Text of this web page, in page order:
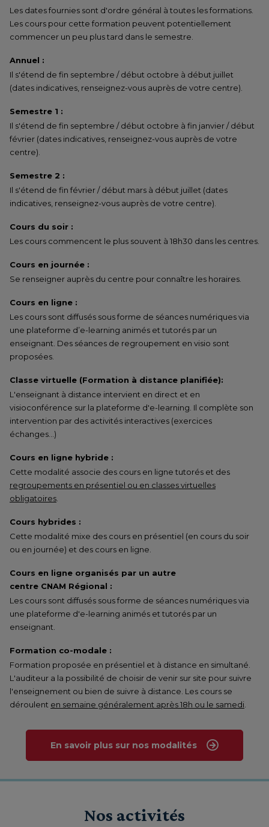
Les dates fournies sont d'ordre général à toutes les formations.
Les cours pour cette formation peuvent potentiellement
commencer un peu plus tard dans le semestre.
Annuel :
Il s'étend de fin septembre / début octobre à début juillet
(dates indicatives, renseignez-vous auprès de votre centre).
Semestre 1 :
Il s'étend de fin septembre / début octobre à fin janvier / début
février (dates indicatives, renseignez-vous auprès de votre
centre).
Semestre 2 :
Il s'étend de fin février / début mars à début juillet (dates
indicatives, renseignez-vous auprès de votre centre).
Cours du soir :
Les cours commencent le plus souvent à 18h30 dans les centres.
Cours en journée :
Se renseigner auprès du centre pour connaître les horaires.
Cours en ligne :
Les cours sont diffusés sous forme de séances numériques via
une plateforme d’e-learning animés et tutorés par un
enseignant. Des séances de regroupement en visio sont
proposées.
Classe virtuelle (Formation à distance planifiée):
L'enseignant à distance intervient en direct et en
visioconférence sur la plateforme d'e-learning. Il complète son
intervention par des activités interactives (exercices
échanges…)
Cours en ligne hybride :
Cette modalité associe des cours en ligne tutorés et des
regroupements en présentiel ou en classes virtuelles
obligatoires
Cours hybrides :
Cette modalité mixe des cours en présentiel (en cours du soir
ou en journée) et des cours en ligne.
Cours en ligne organisés par un autre
centre CNAM Régional :
Les cours sont diffusés sous forme de séances numériques via
une plateforme d'e-learning animés et tutorés par un
enseignant.
Formation co-modale :
Formation proposée en présentiel et à distance en simultané.
L'auditeur a la possibilité de choisir de venir sur site pour suivre
l'enseignement ou bien de suivre à distance. Les cours se
déroulent en semaine généralement après 18h ou le samedi
En savoir plus sur nos modalités
Nos activités